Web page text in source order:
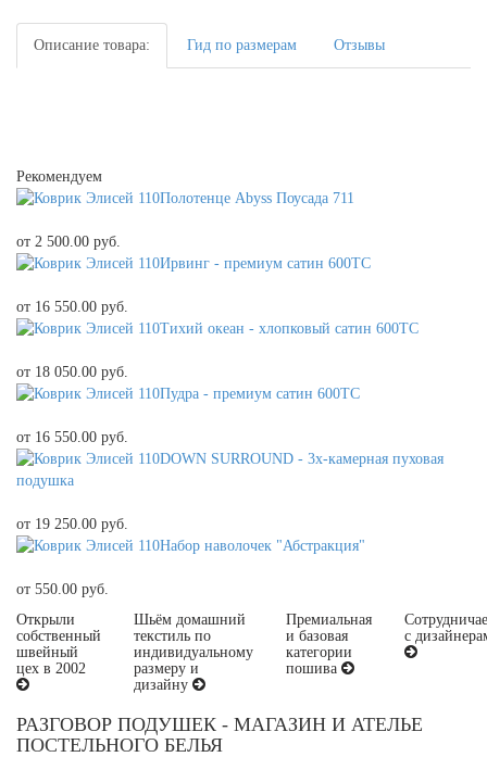
Описание товара: Гид по размерам Отзывы
Рекомендуем
Полотенце Abyss Поусада 711
от 2 500.00 руб.
Ирвинг - премиум сатин 600ТС
от 16 550.00 руб.
Тихий океан - хлопковый сатин 600ТС
от 18 050.00 руб.
Пудра - премиум сатин 600ТС
от 16 550.00 руб.
DOWN SURROUND - 3х-камерная пуховая
подушка
от 19 250.00 руб.
Набор наволочек "Абстракция"
от 550.00 руб.
Открыли
собственный
швейный
цех в 2002
Шьём домашний
текстиль по
индивидуальному
размеру и
дизайну
Премиальная
и базовая
категории
пошива
с
РАЗГОВОР ПОДУШЕК - МАГАЗИН И АТЕЛЬЕ
ПОСТЕЛЬНОГО БЕЛЬЯ